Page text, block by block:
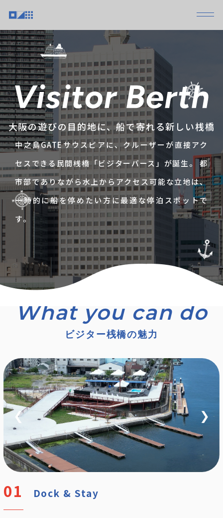
大阪の遊びの目的地に、船で寄れる新しい桟橋
中之島GATEサウスピアに、クルーザーが直接アク
セスできる民間桟橋「ビジターバース」が誕生。 都
市部でありながら水上からアクセス可能な立地は、
一時的に船を停めたい方に最適な停泊スポットで
す。
ビジター桟橋の魅力
❮ ❯
Dock & Stay